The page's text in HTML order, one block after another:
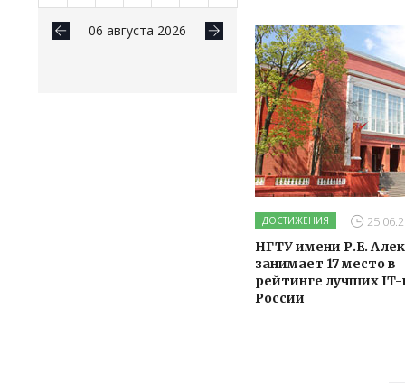
06 августа 2026
ДОСТИЖЕНИЯ
НГТУ имени Р.Е.
занимает 17 место в
рейтинге лучших IT-
России